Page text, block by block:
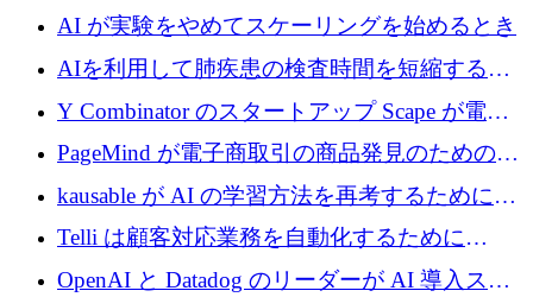
代わりにプリプロダクションに賭けました
AI が実験をやめてスケーリングを始めるとき
AIを利用して肺疾患の検査時間を短縮する英
国のヘルステック挑戦者が1900万ドルを獲得
Y Combinator のスタートアップ Scape が電子
メールを再考するために 320 万ドルを調達し
てステルスから浮上
PageMind が電子商取引の商品発見のための
AI を拡張するために 120 万ユーロを調達
kausable が AI の学習方法を再考するために
1,200 万ユーロを調達
Telli は顧客対応業務を自動化するために
1,500 万ドルのシードを確保
OpenAI と Datadog のリーダーが AI 導入スタ